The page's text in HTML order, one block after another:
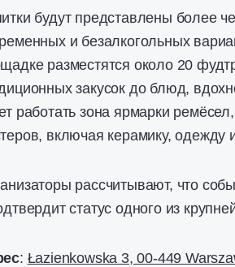
будут представлены более
и безалкогольных
разместятся около 20
закусок до блюд,
работать зона ярмарки
включая керамику, одежду
рассчитывают, что
статус одного из
: Łazienkowska 3, 00-449